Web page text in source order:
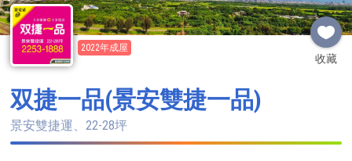
收藏
2022年成屋
双捷一品(景安雙捷一品)
景安雙捷運、22-28坪